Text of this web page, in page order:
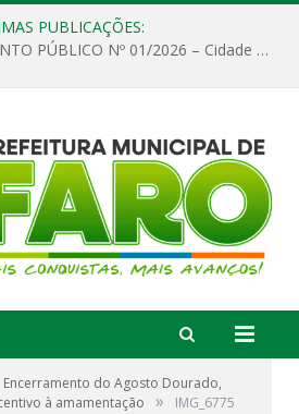
PUBLICAÇÕES:
EDITAL DE CHAMAMENTO PÚBLICO Nº 01/2026 – Cidade de Faro
Encerramento do Agosto Dourado,
à amamentação
» IMG_6775